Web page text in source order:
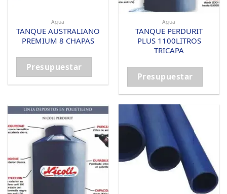
Agua
TANQUE AUSTRALIANO
PREMIUM 8 CHAPAS
Presupuestar
Agua
TANQUE PERDURIT
PLUS 1100LITROS
TRICAPA
Presupuestar